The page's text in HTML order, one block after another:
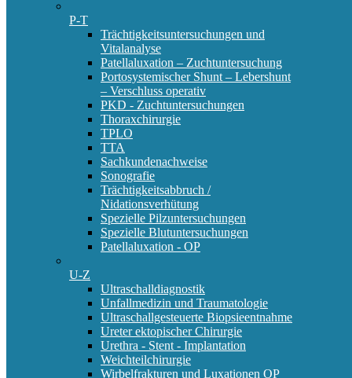
P-T
Trächtigkeitsuntersuchungen und
Vitalanalyse
Patellaluxation – Zuchtuntersuchung
Portosystemischer Shunt – Lebershunt
– Verschluss operativ
PKD - Zuchtuntersuchungen
Thoraxchirurgie
TPLO
TTA
Sachkundenachweise
Sonografie
Trächtigkeitsabbruch /
Nidationsverhütung
Spezielle Pilzuntersuchungen
Spezielle Blutuntersuchungen
Patellaluxation - OP
U-Z
Ultraschalldiagnostik
Unfallmedizin und Traumatologie
Ultraschallgesteuerte Biopsieentnahme
Ureter ektopischer Chirurgie
Urethra - Stent - Implantation
Weichteilchirurgie
Wirbelfrakturen und Luxationen OP